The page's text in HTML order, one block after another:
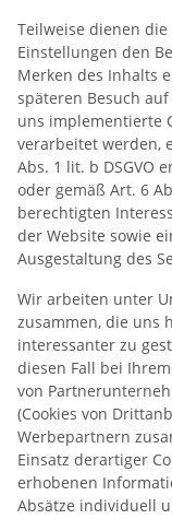
Teilweise dienen die
Einstellungen den
Merken des Inhalts
späteren Besuch
uns implementierte
verarbeitet werden,
Abs. 1 lit. b DSGVO
oder gemäß Art. 6
berechtigten
der Website sowie
Ausgestaltung des
Wir arbeiten unter
zusammen, die uns
interessanter zu
diesen Fall bei
von
(Cookies von
Werbepartnern
Einsatz derartiger
erhobenen
Absätze individuell